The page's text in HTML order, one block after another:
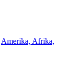
Amerika, Afrika,